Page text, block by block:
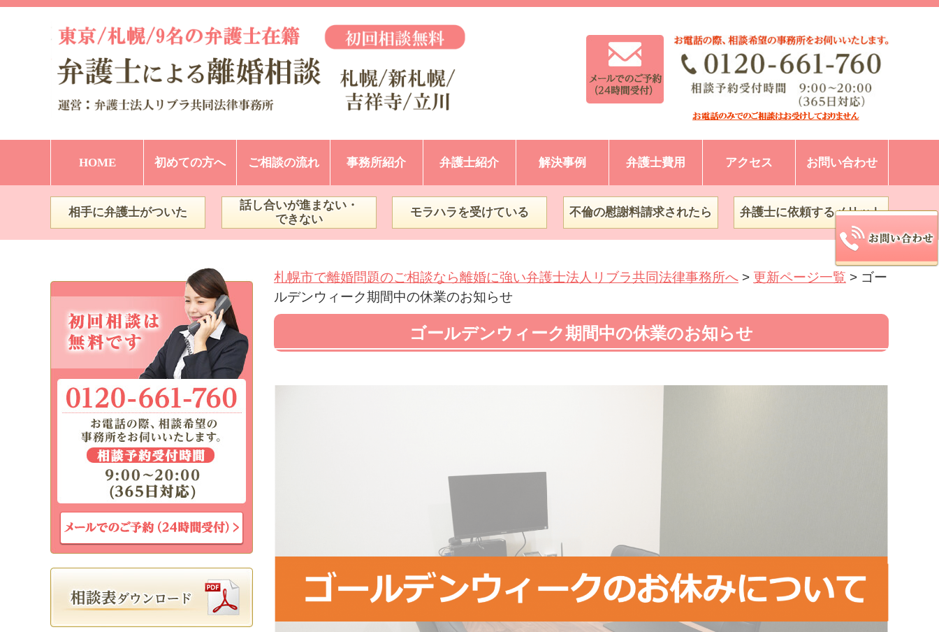
HOME 初めての方へ ご相談の流れ 事務所紹介 弁護士紹介 解決事例 弁護士費用 アクセス お問い合わせ
相手に弁護士がついた
話し合いが進まない・
できない
モラハラを受けている 不倫の慰謝料請求されたら 弁護士に依頼するメリット
札幌市で離婚問題のご相談なら離婚に強い弁護士法人リブラ共同法律事務所へ > 更新ページ一覧 > ゴー
ルデンウィーク期間中の休業のお知らせ
ゴールデンウィーク期間中の休業のお知らせ